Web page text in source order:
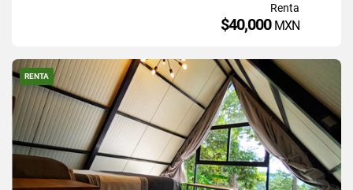
Renta
$40,000 MXN
RENTA